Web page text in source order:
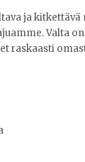
ja
Valta
raskaasti